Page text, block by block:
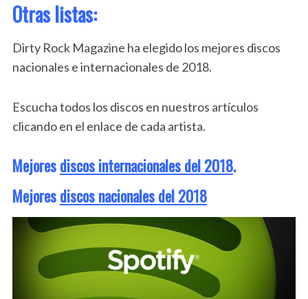
Otras listas:
Dirty Rock Magazine ha elegido los mejores discos
nacionales e internacionales de 2018.
Escucha todos los discos en nuestros artículos
clicando en el enlace de cada artista.
Mejoresdiscos internacionales del 2018.
Mejoresdiscos nacionales del 2018